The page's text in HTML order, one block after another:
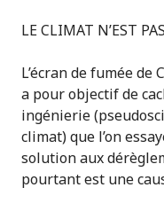
LE CLIMAT N’EST
L’écran de fumée
a pour objectif de
ingénierie
climat) que l’on
solution aux
pourtant est une